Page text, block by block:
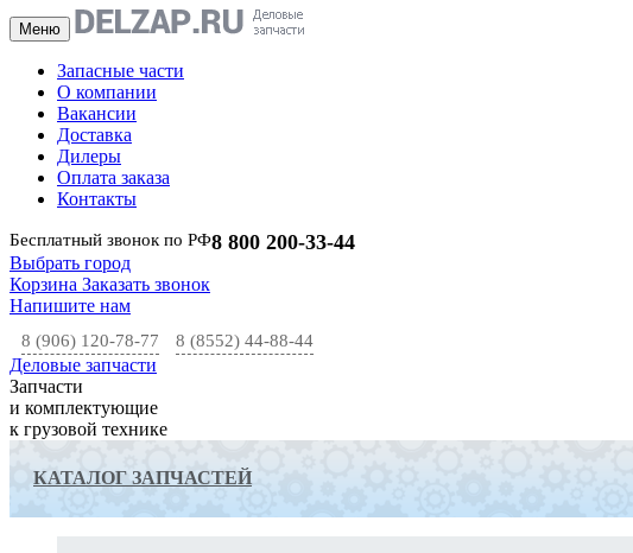
Меню
Запасные части
О компании
Вакансии
Доставка
Дилеры
Оплата заказа
Контакты
Бесплатный звонок по РФ8 800 200-33-44
Выбрать город
Корзина Заказать звонок
Напишите нам
8 (906) 120-78-77 8 (8552) 44-88-44
Деловые запчасти
Запчасти
и комплектующие
к грузовой технике
КАТАЛОГ ЗАПЧАСТЕЙ